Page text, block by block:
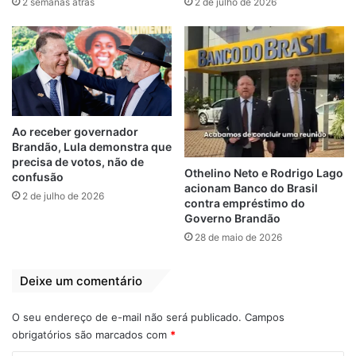
políticas públicas que atendam às suas
necessidades”, disse Weverton.
Também presente as comemorações de 84
anos de São Bernardo, o presidente da
Famem, Erlânio Xavier, falou da alegria de
participar das festividades de data tão
importante para o município.
“Estamos aqui nas festividades de 84 anos
de São Bernardo e quero parabenizar o
ganha sistema de abastecimento e este
importantes para o município e seus
moradores”, disse Erlânio Xavier.
Ao receber governador
Brandão, Lula demonstra que
precisa de votos, não de
confusão
2 de julho de 2026
Othelino Neto e Rodrigo Lago
acionam Banco do Brasil
contra empréstimo do
Governo Brandão
28 de maio de 2026
Deixe um comentário
O seu endereço de e-mail não será publicado. Campos
obrigatórios são marcados com *